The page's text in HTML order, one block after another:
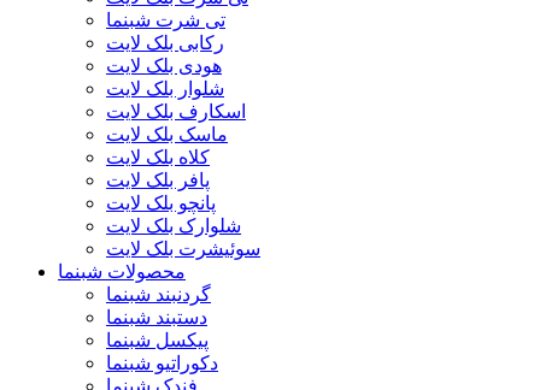
تی شرت شبنما
رکابی بلک لایت
هودی بلک لایت
شلوار بلک لایت
اسکارف بلک لایت
ماسک بلک لایت
کلاه بلک لایت
پافر بلک لایت
پانچو بلک لایت
شلوارک بلک لایت
سوئیشرت بلک لایت
محصولات شبنما
گردنبند شبنما
دستبند شبنما
پیکسل شبنما
دکوراتیو شبنما